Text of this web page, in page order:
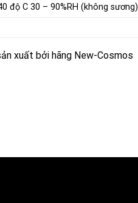
độ C 30 – 90%RH (không sương)
xuất bởi hãng New-Cosmos